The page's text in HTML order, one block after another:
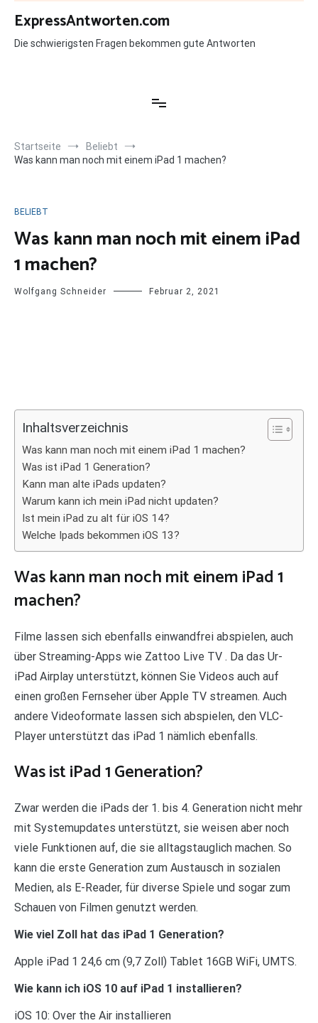
Zum
Inhalt
springen
ExpressAntworten.com
Die schwierigsten Fragen bekommen gute Antworten
Startseite
Beliebt
Was kann man noch mit einem iPad 1 machen?
BELIEBT
Was kann man noch mit einem iPad
1 machen?
Wolfgang Schneider Februar 2, 2021
Inhaltsverzeichnis
Was kann man noch mit einem iPad 1 machen?
Was ist iPad 1 Generation?
Kann man alte iPads updaten?
Warum kann ich mein iPad nicht updaten?
Ist mein iPad zu alt für iOS 14?
Welche Ipads bekommen iOS 13?
Was kann man noch mit einem iPad 1
machen?
Filme lassen sich ebenfalls einwandfrei abspielen, auch
über Streaming-Apps wie Zattoo Live TV . Da das Ur-
iPad Airplay unterstützt, können Sie Videos auch auf
einen großen Fernseher über Apple TV streamen. Auch
andere Videoformate lassen sich abspielen, den VLC-
Player unterstützt das iPad 1 nämlich ebenfalls.
Was ist iPad 1 Generation?
Zwar werden die iPads der 1. bis 4. Generation nicht mehr
mit Systemupdates unterstützt, sie weisen aber noch
viele Funktionen auf, die sie alltagstauglich machen. So
kann die erste Generation zum Austausch in sozialen
Medien, als E-Reader, für diverse Spiele und sogar zum
Schauen von Filmen genutzt werden.
Wie viel Zoll hat das iPad 1 Generation?
Apple iPad 1 24,6 cm (9,7 Zoll) Tablet 16GB WiFi, UMTS.
Wie kann ich iOS 10 auf iPad 1 installieren?
iOS 10: Over the Air installieren